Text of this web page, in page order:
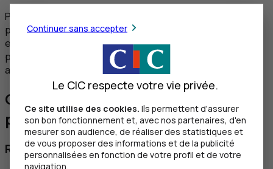
Par souci de sécurité, chaque banque fixe un plafond de
paiements sans contact autorisés. Ce montant varie
entre 50 ou 150 € selon les banques. Pour pouvoir
procéder à nouveau à un paiement sans contact, il faut
alors effectuer un achat avec saisie du code confidentiel.
Quels avantages à utiliser le
paiement sans contact ?
Rapidité
Continuer sans accepter
Le CIC respecte votre vie privée.
Ce site utilise des cookies. Ils permettent d'assurer
son bon fonctionnement et, avec nos partenaires, d'en
mesurer son audience, de réaliser des statistiques et
de vous proposer des informations et de la publicité
personnalisées en fonction de votre profil et de votre
navigation.